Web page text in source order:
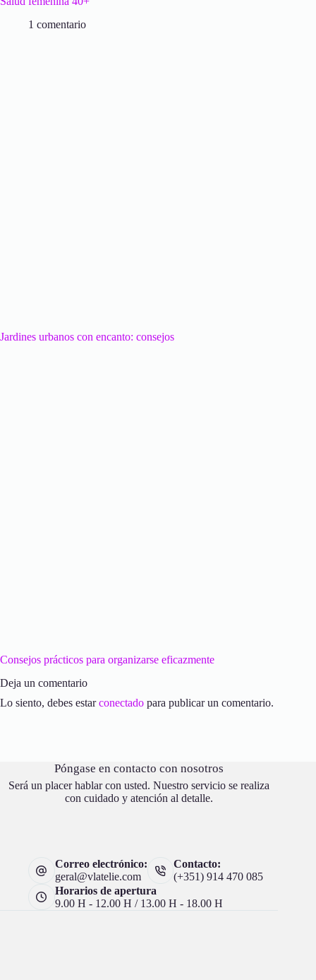
1 comentario
Jardines urbanos con encanto: consejos
Consejos prácticos para organizarse eficazmente
Deja un comentario
Lo siento, debes estarconectado para publicar un comentario.
Póngase en contacto con nosotros
Será un placer hablar con usted. Nuestro servicio se realiza
con cuidado y atención al detalle.
Correo electrónico:
geral@vlatelie.com
Contacto:
(+351) 914 470 085
Horarios de apertura
9.00 H - 12.00 H / 13.00 H - 18.00 H